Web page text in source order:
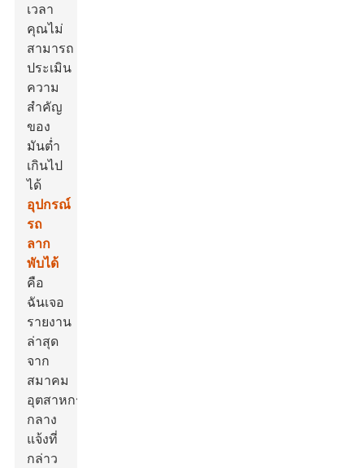
เวลา
คุณไม่
สามารถ
ประเมิน
ความ
สำคัญ
ของ
มันต่ำ
เกินไป
ได้
อุปกรณ์
รถ
ลาก
พับได้
คือ
ฉันเจอ
รายงาน
ล่าสุด
จาก
สมาคม
อุตสาหกรรม
กลาง
แจ้งที่
กล่าว